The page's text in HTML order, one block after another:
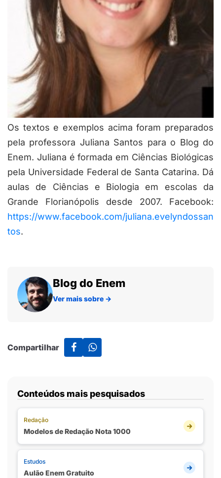
Os textos e exemplos acima foram preparados
pela professora Juliana Santos para o Blog do
Enem. Juliana é formada em Ciências Biológicas
pela Universidade Federal de Santa Catarina. Dá
aulas de Ciências e Biologia em escolas da
Grande Florianópolis desde 2007. Facebook:
https://www.facebook.com/juliana.evelyndossan
tos.
Blog do Enem
Ver mais sobre →
Compartilhar
Conteúdos mais pesquisados
Redação
Modelos de Redação Nota 1000
Estudos
Aulão Enem Gratuito